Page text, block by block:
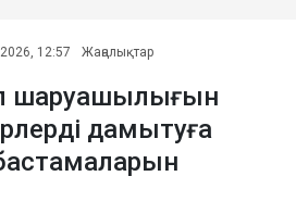
12:57 Жаңалықтар
шаруашылығын
дамытуға